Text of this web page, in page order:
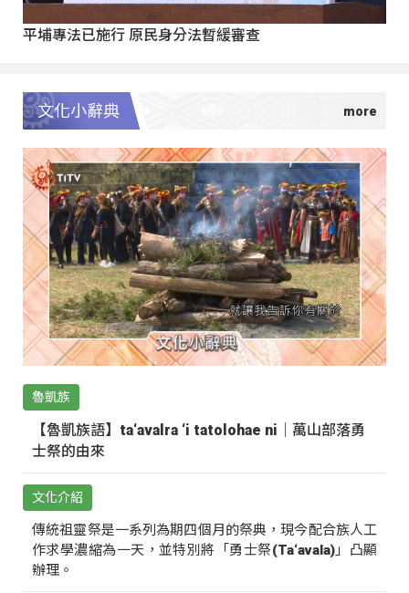
平埔專法已施行 原民身分法暫緩審查
文化小辭典
魯凱族
【魯凱族語】ta‘avalra ‘i tatolohae ni｜萬山部落勇
士祭的由來
文化介紹
傳統祖靈祭是一系列為期四個月的祭典，現今配合族人工
作求學濃縮為一天，並特別將「勇士祭(Ta‘avala)」凸顯
辦理。